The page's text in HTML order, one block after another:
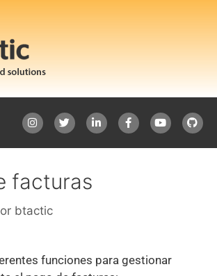
facturas
btactic
funciones para gestionar